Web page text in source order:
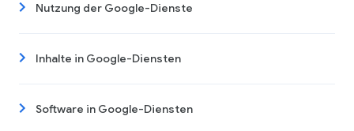
Nutzung der Google-Dienste
Inhalte in Google-Diensten
Software in Google-Diensten